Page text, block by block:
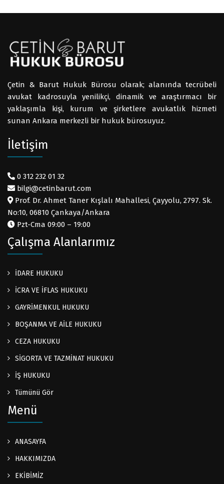
Çetin & Barut Hukuk Bürosu olarak; alanında tecrübeli
avukat kadrosuyla yenilikçi, dinamik ve araştırmacı bir
yaklaşımla kişi, kurum ve şirketlere avukatlık hizmeti
sunan Ankara merkezli bir hukuk bürosuyuz.
İletişim
0 312 232 01 32
bilgi@cetinbarut.com
Prof. Dr. Ahmet Taner Kışlalı Mahallesi, Çayyolu, 2797. Sk.
No:10, 06810 Çankaya/Ankara
Pzt-Cma 09:00 – 19:00
Çalışma Alanlarımız
İDARE HUKUKU
İCRA VE İFLAS HUKUKU
GAYRİMENKUL HUKUKU
BOŞANMA VE AİLE HUKUKU
CEZA HUKUKU
SİGORTA VE TAZMİNAT HUKUKU
İŞ HUKUKU
Tümünü Gör
Menü
ANASAYFA
HAKKIMIZDA
EKİBİMİZ